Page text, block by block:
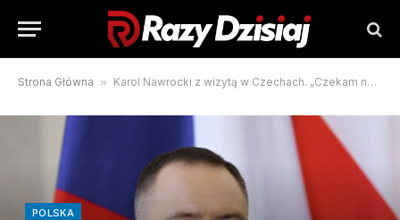
Strona Główna » Karol Nawrocki z wizytą w Czechach. „Czekam na Zełenskiego w Warszawie”
POLSKA